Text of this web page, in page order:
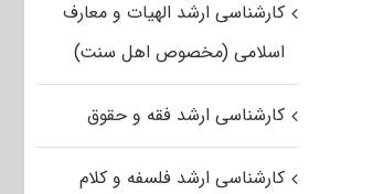
کارشناسی ارشد الهیات و معارف
اسلامی (مخصوص اهل سنت)
کارشناسی ارشد فقه و حقوق
کارشناسی ارشد فلسفه و کلام